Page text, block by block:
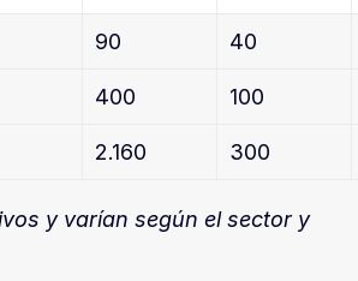
90 40
400 100
2.160 300
y varían según el sector y